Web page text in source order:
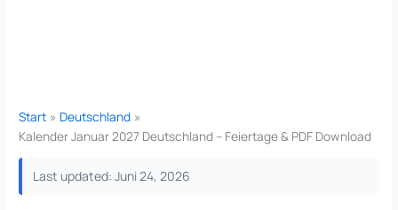
Start
Deutschland
Kalender Januar 2027 Deutschland – Feiertage & PDF Download
Last updated: Juni 24, 2026